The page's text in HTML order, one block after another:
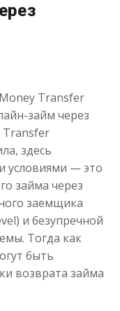
1до 21 дняTransfer
займ через
Transfer
здесь
условиями — это
займа через
заемщика
и безупречной
Тогда как
быть
возврата займа